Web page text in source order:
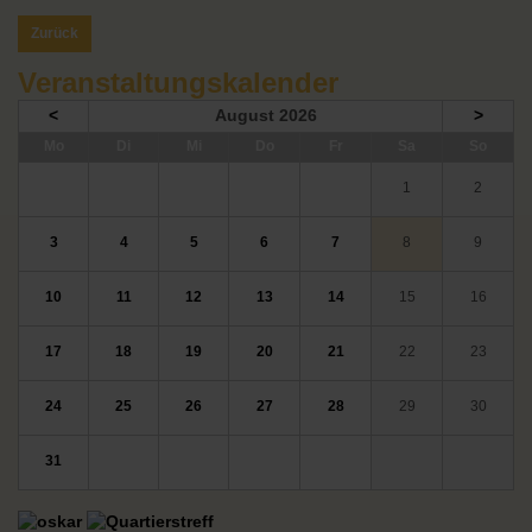
Zurück
Veranstaltungskalender
< August 2026 >
1 2
3 4 5 6 7 8 9
10 11 12 13 14 15 16
17 18 19 20 21 22 23
24 25 26 27 28 29 30
31